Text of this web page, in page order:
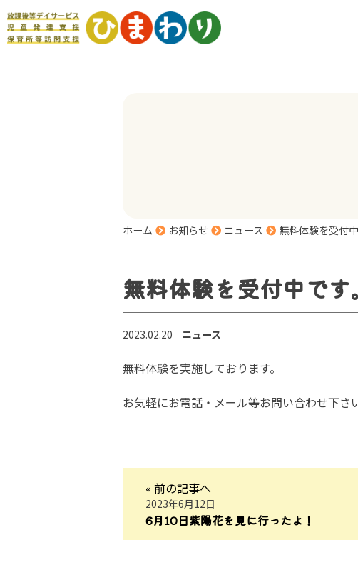
ホーム お知らせ ニュース 無料体験を受付中
無料体験を受付中です。
2023.02.20 ニュース
無料体験を実施しております。
お気軽にお電話・メール等お問い合わせ下さ
« 前の記事へ
2023年6月12日
6月10日紫陽花を見に行ったよ！